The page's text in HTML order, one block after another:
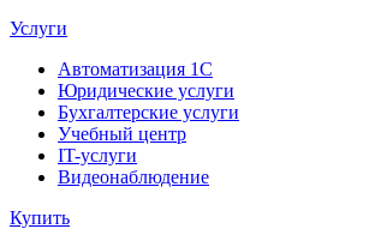
Услуги
Автоматизация 1С
Юридические услуги
Бухгалтерские услуги
Учебный центр
IT-услуги
Видеонаблюдение
Купить